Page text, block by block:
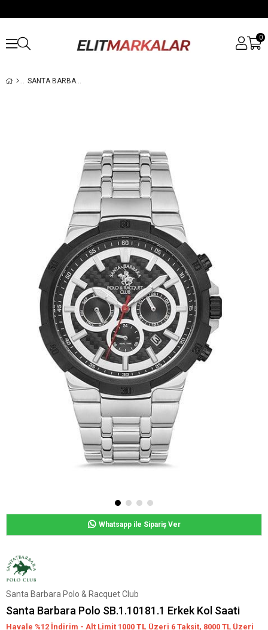
0
SANTA BARBARA POLO SB.1.10181.1 ERKEK KOL SAATI
Whatsapp ile Sipariş Ver
Santa Barbara Polo & Racquet Club
Santa Barbara Polo SB.1.10181.1 Erkek Kol Saati
Havale %12 İndirim - Alt Limit 1000 TL Üzeri 6 Taksit, 8000 TL Üzeri